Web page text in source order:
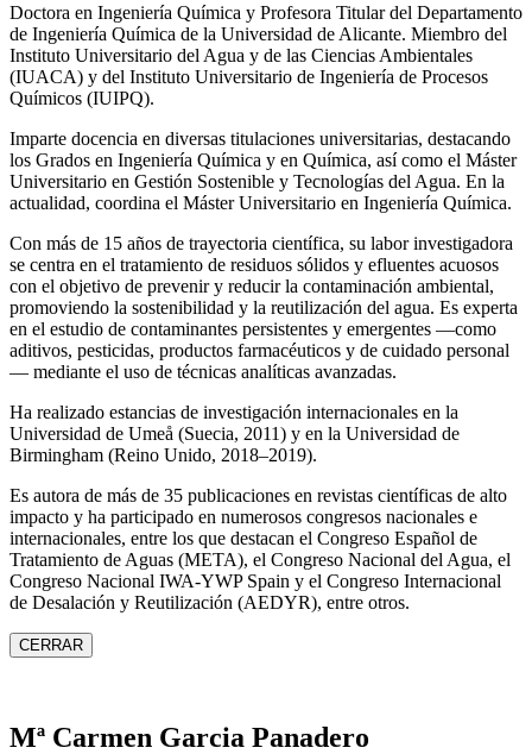
Doctora en Ingeniería Química y Profesora Titular del Departamento
de Ingeniería Química de la Universidad de Alicante. Miembro del
Instituto Universitario del Agua y de las Ciencias Ambientales
(IUACA) y del Instituto Universitario de Ingeniería de Procesos
Químicos (IUIPQ).
Imparte docencia en diversas titulaciones universitarias, destacando
los Grados en Ingeniería Química y en Química, así como el Máster
Universitario en Gestión Sostenible y Tecnologías del Agua. En la
actualidad, coordina el Máster Universitario en Ingeniería Química.
Con más de 15 años de trayectoria científica, su labor investigadora
se centra en el tratamiento de residuos sólidos y efluentes acuosos
con el objetivo de prevenir y reducir la contaminación ambiental,
promoviendo la sostenibilidad y la reutilización del agua. Es experta
en el estudio de contaminantes persistentes y emergentes —como
aditivos, pesticidas, productos farmacéuticos y de cuidado personal
— mediante el uso de técnicas analíticas avanzadas.
Ha realizado estancias de investigación internacionales en la
Universidad de Umeå (Suecia, 2011) y en la Universidad de
Birmingham (Reino Unido, 2018–2019).
Es autora de más de 35 publicaciones en revistas científicas de alto
impacto y ha participado en numerosos congresos nacionales e
internacionales, entre los que destacan el Congreso Español de
Tratamiento de Aguas (META), el Congreso Nacional del Agua, el
Congreso Nacional IWA‑YWP Spain y el Congreso Internacional
de Desalación y Reutilización (AEDYR), entre otros.
CERRAR
Mª Carmen Garcia Panadero